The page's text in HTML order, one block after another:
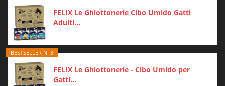
FELIX Le Ghiottonerie Cibo Umido Gatti
Adulti...
BESTSELLER N. 3
FELIX Le Ghiottonerie - Cibo Umido per
Gatti...